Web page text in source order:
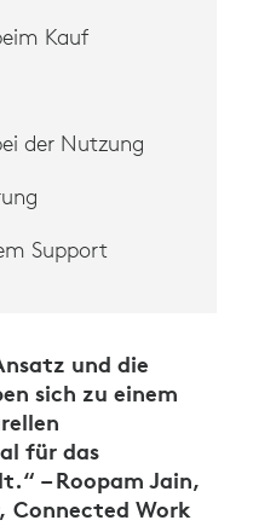
Kauf
der Nutzung
Support
und die
sich zu einem
für das
– Roopam Jain,
Connected Work